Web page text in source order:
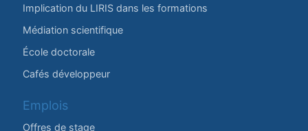
Implication du LIRIS dans les formations
Médiation scientifique
École doctorale
Cafés développeur
Emplois
Offres de stage